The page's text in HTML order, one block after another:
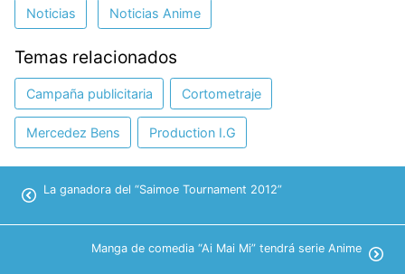
Noticias Noticias Anime
Temas relacionados
Campaña publicitaria Cortometraje
Mercedez Bens Production I.G
La ganadora del “Saimoe Tournament 2012”
Manga de comedia “Ai Mai Mi” tendrá serie Anime